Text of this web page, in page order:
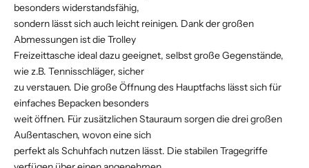
besonders widerstandsfähig,
sondern lässt sich auch leicht reinigen. Dank der großen
Abmessungen ist die Trolley
Freizeittasche ideal dazu geeignet, selbst große Gegenstände,
wie z.B. Tennisschläger, sicher
zu verstauen. Die große Öffnung des Hauptfachs lässt sich für
einfaches Bepacken besonders
weit öffnen. Für zusätzlichen Stauraum sorgen die drei großen
Außentaschen, wovon eine sich
perfekt als Schuhfach nutzen lässt. Die stabilen Tragegriffe